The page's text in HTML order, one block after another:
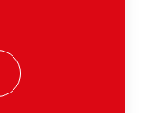
chaque
je peux
de tous les
remercier